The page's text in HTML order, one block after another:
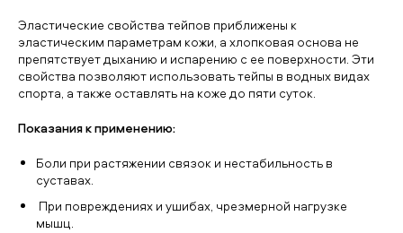
Эластические свойства тейпов приближены к
эластическим параметрам кожи, а хлопковая основа не
препятствует дыханию и испарению с ее поверхности. Эти
свойства позволяют использовать тейпы в водных видах
спорта, а также оставлять на коже до пяти суток.
Показания к применению:
Боли при растяжении связок и нестабильность в
суставах.
При повреждениях и ушибах, чрезмерной нагрузке
мышц.